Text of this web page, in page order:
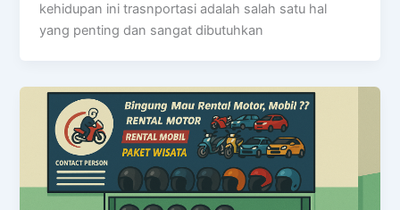
kehidupan ini trasnportasi adalah salah satu hal
yang penting dan sangat dibutuhkan